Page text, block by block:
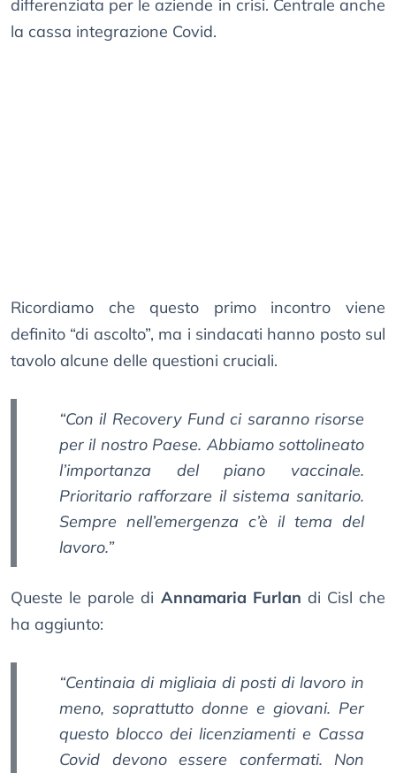
differenziata per le aziende in crisi. Centrale anche
la cassa integrazione Covid.
Ricordiamo che questo primo incontro viene
definito “di ascolto”, ma i sindacati hanno posto sul
tavolo alcune delle questioni cruciali.
“Con il Recovery Fund ci saranno risorse
per il nostro Paese. Abbiamo sottolineato
l’importanza del piano vaccinale.
Prioritario rafforzare il sistema sanitario.
Sempre nell’emergenza c’è il tema del
lavoro.”
Queste le parole di Annamaria Furlan di Cisl che
ha aggiunto:
“Centinaia di migliaia di posti di lavoro in
meno, soprattutto donne e giovani. Per
questo blocco dei licenziamenti e Cassa
Covid devono essere confermati. Non